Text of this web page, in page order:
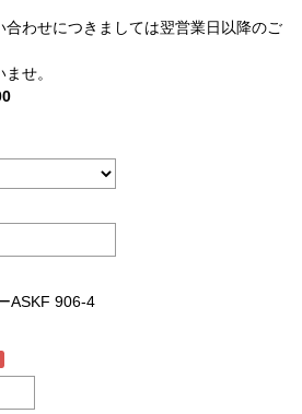
合わせにつきましては翌営業日以降のご
せ。
ASKF 906-4